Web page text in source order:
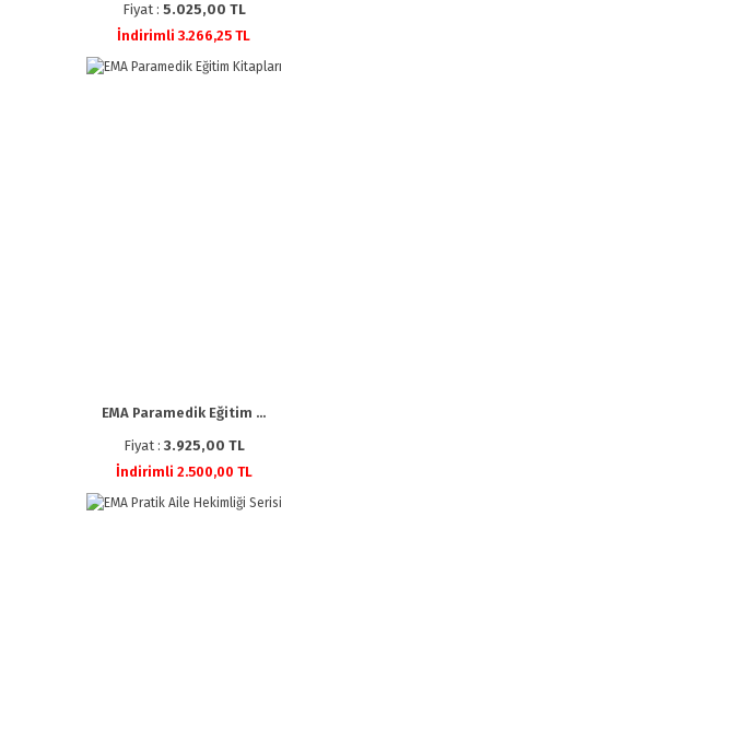
Fiyat : 5.025,00 TL
İndirimli 3.266,25 TL
EMA Paramedik Eğitim ...
Fiyat : 3.925,00 TL
İndirimli 2.500,00 TL